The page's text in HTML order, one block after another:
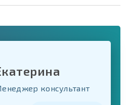
консультант